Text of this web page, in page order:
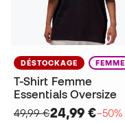
DÉSTOCKAGE FEMME
T-Shirt Femme
Essentials Oversize
49,99 €24,99 €−50%